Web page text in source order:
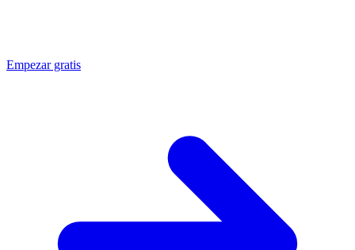
Empezar gratis